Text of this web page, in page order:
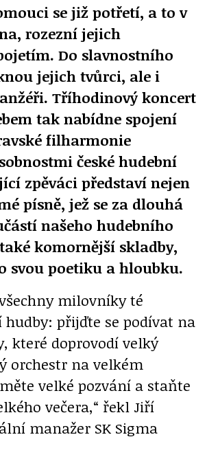
se již potřetí, a to v
rozezní jejich
Do slavnostního
jejich tvůrci, ale i
Tříhodinový koncert
tak nabídne spojení
filharmonie
české hudební
zpěváci představí nejen
písně, jež se za dlouhá
našeho hudebního
komornější skladby,
svou poetiku a hloubku.
milovníky té
přijďte se podívat na
které doprovodí velký
orchestr na velkém
velké pozvání a staňte
večera,“ řekl Jiří
manažer SK Sigma